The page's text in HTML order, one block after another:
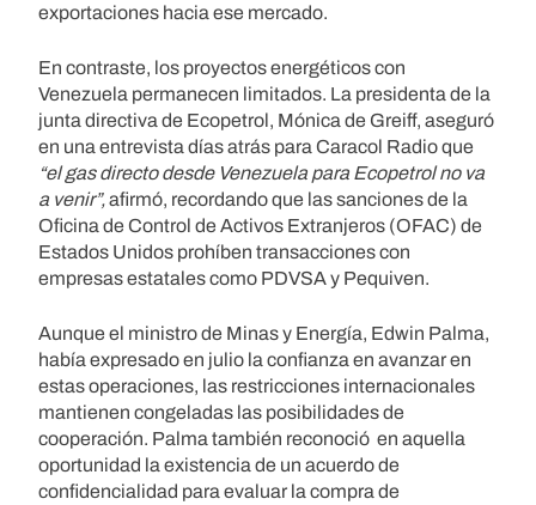
exportaciones hacia ese mercado.
En contraste, los proyectos energéticos con
Venezuela permanecen limitados. La presidenta de la
junta directiva de Ecopetrol, Mónica de Greiff, aseguró
en una entrevista días atrás para Caracol Radio que
“el gas directo desde Venezuela para Ecopetrol no va
a venir”,afirmó, recordando que las sanciones de la
Oficina de Control de Activos Extranjeros (OFAC) de
Estados Unidos prohíben transacciones con
empresas estatales como PDVSA y Pequiven.
Aunque el ministro de Minas y Energía, Edwin Palma,
había expresado en julio la confianza en avanzar en
estas operaciones, las restricciones internacionales
mantienen congeladas las posibilidades de
cooperación. Palma también reconoció en aquella
oportunidad la existencia de un acuerdo de
confidencialidad para evaluar la compra de